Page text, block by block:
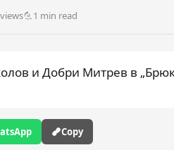
1 min read
и Добри Митрев в
Copy